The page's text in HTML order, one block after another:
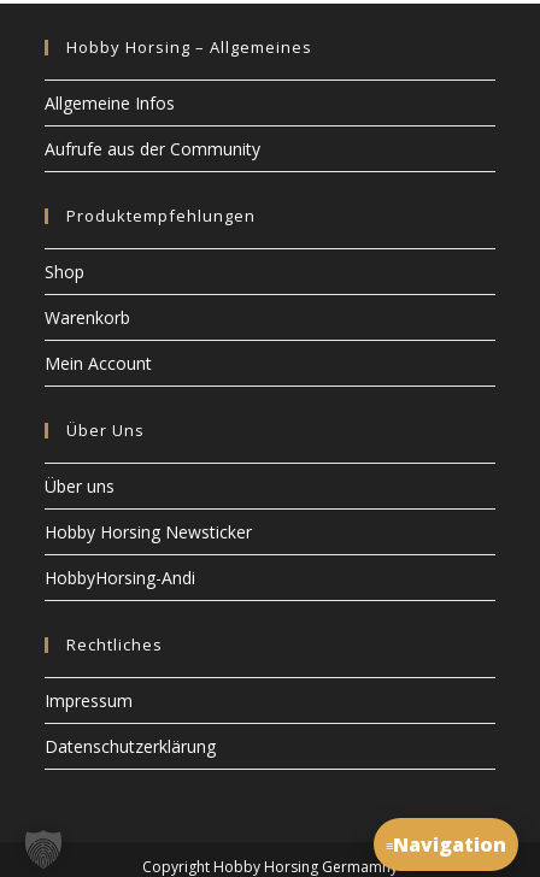
Hobby Horsing – Allgemeines
Allgemeine Infos
Aufrufe aus der Community
Produktempfehlungen
Shop
Warenkorb
Mein Account
Über Uns
Über uns
Hobby Horsing Newsticker
HobbyHorsing-Andi
Rechtliches
Impressum
Datenschutzerklärung
Copyright Hobby Horsing Germamny
≡Navigation